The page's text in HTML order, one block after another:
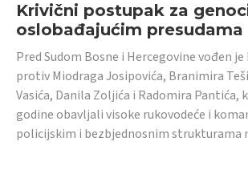
Krivični postupak za
oslobađajućim presudama
Pred Sudom Bosne i Hercegovine vođen
protiv Miodraga Josipovića, Branimira
Vasića, Danila Zoljića i Radomira Pantića,
godine obavljali visoke rukovodeće i
policijskim i bezbjednosnim strukturama